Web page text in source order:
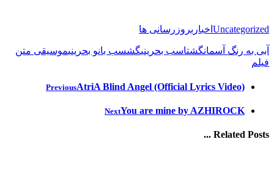
Uncategorized اخبار بروزرسانی ها
آبی به رنگ آسمانگشتاسب بحرینیگشسب بانو بحرینیموسیقی متن
فیلم
PreviousAtriA Blind Angel (Official Lyrics Video)
NextYou are mine by AZHIROCK
Related Posts ...